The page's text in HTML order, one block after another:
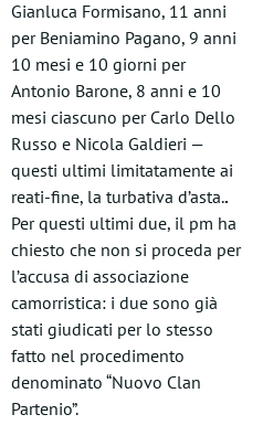
Gianluca Formisano, 11 anni
per Beniamino Pagano, 9 anni
10 mesi e 10 giorni per
Antonio Barone, 8 anni e 10
mesi ciascuno per Carlo Dello
Russo e Nicola Galdieri —
questi ultimi limitatamente ai
reati-fine, la turbativa d’asta..
Per questi ultimi due, il pm ha
chiesto che non si proceda per
l’accusa di associazione
camorristica: i due sono già
stati giudicati per lo stesso
fatto nel procedimento
denominato “Nuovo Clan
Partenio”.